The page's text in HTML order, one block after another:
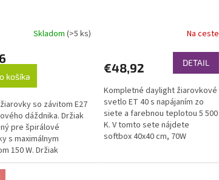
Skladom (>5 ks)
košíka
so závitom E27
dáždnika. Držiak
pre špirálové
s maximálnym
150 W. Držiak
je určený pre
na štúdiový...
Na ceste
€48,92 DETAIL
Kompletné daylight žiarovkové
svetlo ET 40 s napájaním zo
siete a farebnou teplotou 5 500
K. V tomto sete nájdete
softbox 40x40 cm, 70W